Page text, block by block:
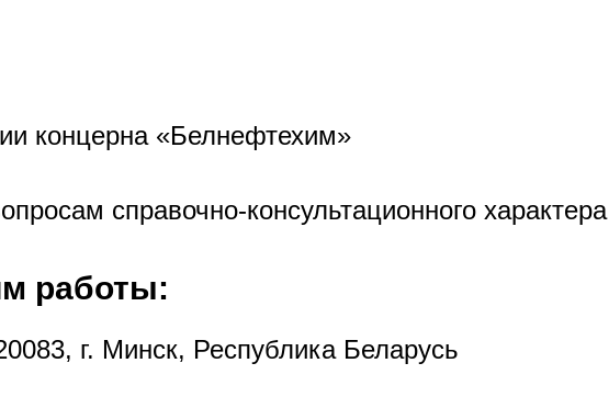
концерна «Белнефтехим»
справочно-консультационного характера
работы:
г. Минск, Республика Беларусь